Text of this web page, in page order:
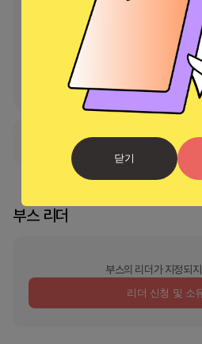
닫기
지루한 전화 화면에 작별을 고하고 Live
브 배경화면을 환영하세요. 사용자 정의
우리는 항상 원활하고 우수한 경험을 제
런처의 지능, 속도 및 스타일을 지속적으
Launcher Lite를 한 번 시도해보고 차이
서비스가 현재 일시적으로 사용
부스 리더
부스의 리더가 지정되
리더 신청 및 소